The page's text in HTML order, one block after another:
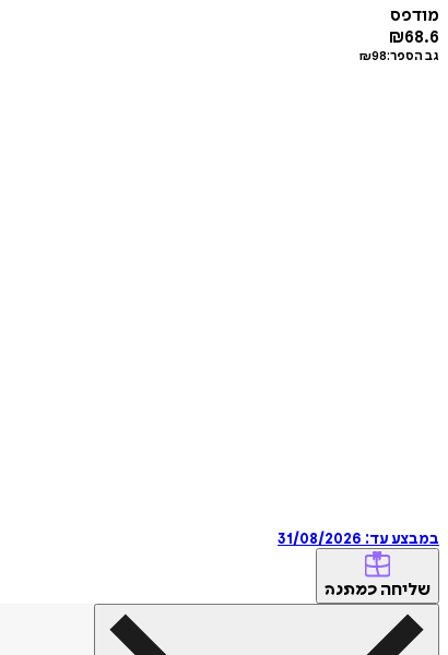
מודפס
₪68.6
גב הספר: ₪98
במבצע עד: 31/08/2026
שליחה כמתנה